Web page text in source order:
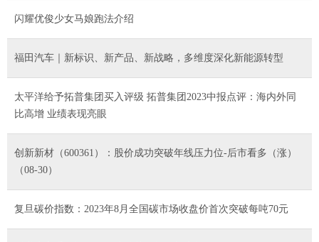
闪耀优俊少女马娘跑法介绍
福田汽车｜新标识、新产品、新战略，多维度深化新能源转型
太平洋给予拓普集团买入评级 拓普集团2023中报点评：海内外同
比高增 业绩表现亮眼
创新新材（600361）：股价成功突破年线压力位-后市看多（涨）
（08-30）
复旦碳价指数：2023年8月全国碳市场收盘价首次突破每吨70元